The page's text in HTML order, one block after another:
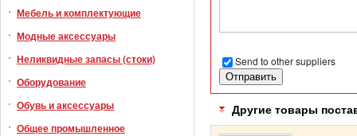
Мебель и комплектующие
Модные аксессуары
Неликвидные запасы (стоки)
Оборудование
Обувь и аксессуары
Общее промышленное
Send to other suppliers
Другие товары